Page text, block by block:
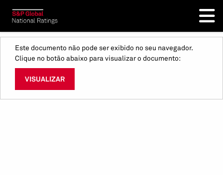
Este documento não pode ser exibido no seu navegador.
Clique no botão abaixo para visualizar o documento:
VISUALIZAR